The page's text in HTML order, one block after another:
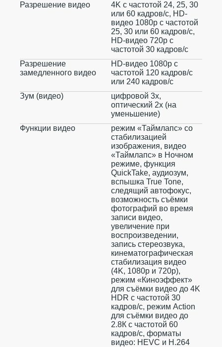
Разрешение видео
4K с частотой 24, 25, 30
или 60 кадров/ с, HD-
видео 1080p с частотой
25, 30 или 60 кадров/ с,
HD-видео 720p с
частотой 30 кадров/ с
Разрешение
замедленного видео
HD-видео 1080р c
частотой 120 кадров/ с
или 240 кадров/ с
Зум (видео)
цифровой 3х,
оптический 2x (на
уменьшение)
Функции видео
режим «Таймлапс» со
стабилизацией
изображения, видео
«Таймлапс» в Ночном
режиме, функция
QuickTake, аудиозум,
вспышка True Tone,
следящий автофокус,
возможность съёмки
фотографий во время
записи видео,
увеличение при
воспроизведении,
запись стереозвука,
кинематографическая
стабилизация видео
(4K, 1080p и 720p),
режим «Киноэффект»
для съёмки видео до 4K
HDR с частотой 30
кадров/с, режим Action
для съёмки видео до
2.8К с частотой 60
кадров/с, форматы
видео: HEVC и H.264